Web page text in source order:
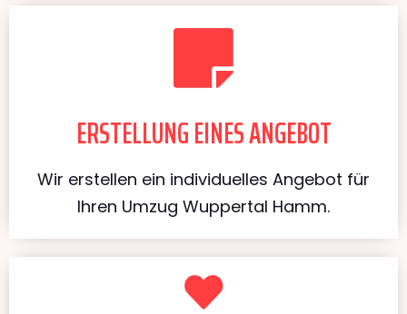
ERSTELLUNG EINES ANGEBOT
Wir erstellen ein individuelles Angebot für
Ihren Umzug Wuppertal Hamm.